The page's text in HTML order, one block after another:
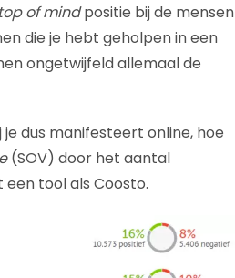
top of mindpositie bij de mensen
die je hebt geholpen in een
ongetwijfeld allemaal de
dus manifesteert online, hoe
(SOV) door het aantal
tool als Coosto.